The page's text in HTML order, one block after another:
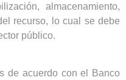
almacenamiento,
recurso, lo cual se debe
público.
de acuerdo con el Banco